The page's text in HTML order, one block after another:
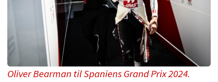
Oliver Bearman til Spaniens Grand Prix 2024.